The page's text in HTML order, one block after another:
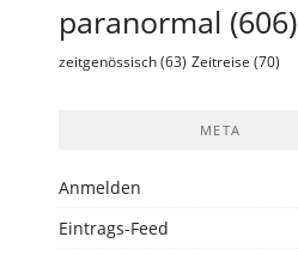
paranormal (606)
zeitgenössisch (63) Zeitreise (70)
META
Anmelden
Eintrags-Feed